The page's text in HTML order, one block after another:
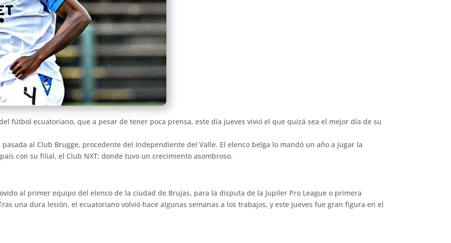
fútbol ecuatoriano, que a pesar de tener poca prensa, este día jueves vivió el que quizá sea el mejor día de su
al Club Brugge, procedente del Independiente del Valle. El elenco belga lo mandó un año a jugar la
con su filial, el Club NXT; donde tuvo un crecimiento asombroso.
al primer equipo del elenco de la ciudad de Brujas, para la disputa de la Jupiler Pro League o primera
una dura lesión, el ecuatoriano volvió hace algunas semanas a los trabajos, y este jueves fue gran figura en el